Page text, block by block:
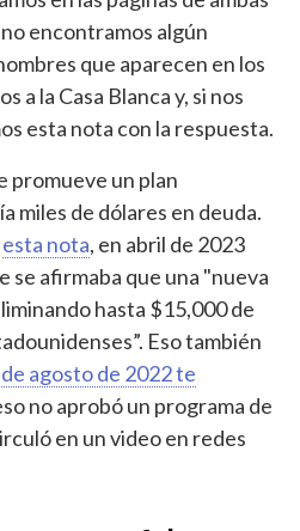
encontramos algún
que aparecen en los
a la Casa Blanca y, si nos
esta nota con la respuesta.
promueve un plan
miles de dólares en deuda.
esta nota, en abril de 2023
se afirmaba que una "nueva
hasta $15,000 de
Eso también
agosto de 2022 te
no aprobó un programa de
en un video en redes